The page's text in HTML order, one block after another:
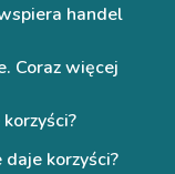
handel
Coraz więcej
daje korzyści?